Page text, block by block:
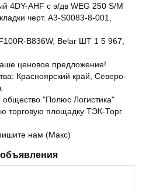
4DY-AHF с э/дв WEG 250 S/M
черт. A3-S0083-8-001,
B836W, Belar ШТ 1 5 967,
ценовое предложение!
Красноярский край, Северо-
"Полюс Логистика"
торговую площадку ТЭК-Торг.
нам (Макс)